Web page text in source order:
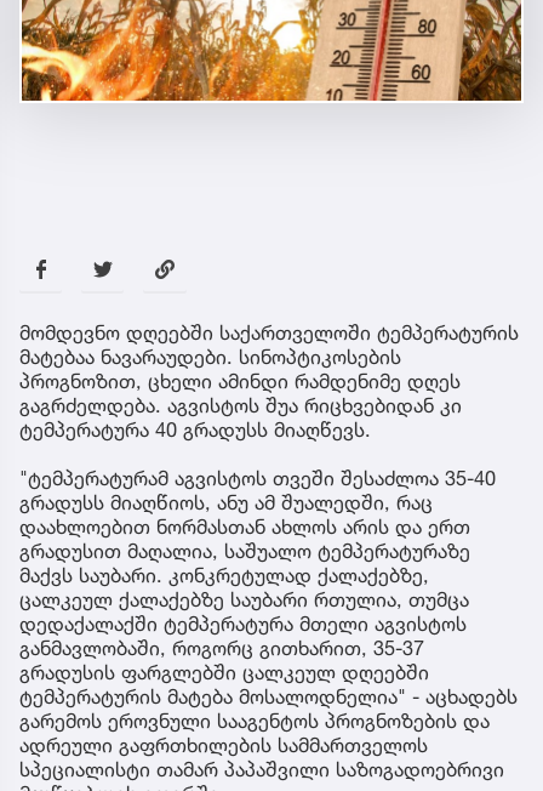
მომდევნო დღეებში საქართველოში ტემპერატურის
მატებაა ნავარაუდები. სინოპტიკოსების
პროგნოზით, ცხელი ამინდი რამდენიმე დღეს
გაგრძელდება. აგვისტოს შუა რიცხვებიდან კი
ტემპერატურა 40 გრადუსს მიაღწევს.
"ტემპერატურამ აგვისტოს თვეში შესაძლოა 35-40
გრადუსს მიაღწიოს, ანუ ამ შუალედში, რაც
დაახლოებით ნორმასთან ახლოს არის და ერთ
გრადუსით მაღალია, საშუალო ტემპერატურაზე
მაქვს საუბარი. კონკრეტულად ქალაქებზე,
ცალკეულ ქალაქებზე საუბარი რთულია, თუმცა
დედაქალაქში ტემპერატურა მთელი აგვისტოს
განმავლობაში, როგორც გითხარით, 35-37
გრადუსის ფარგლებში ცალკეულ დღეებში
ტემპერატურის მატება მოსალოდნელია" - აცხადებს
გარემოს ეროვნული სააგენტოს პროგნოზების და
ადრეული გაფრთხილების სამმართველოს
სპეციალისტი თამარ პაპაშვილი საზოგადოებრივი